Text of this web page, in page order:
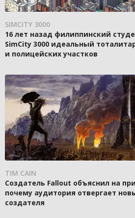
SIMCITY 3000
16 лет назад филиппинский
SimCity 3000 идеальный
и полицейских участков
TIM CAIN
Создатель Fallout объяснил на
почему аудитория отвергает
создателя